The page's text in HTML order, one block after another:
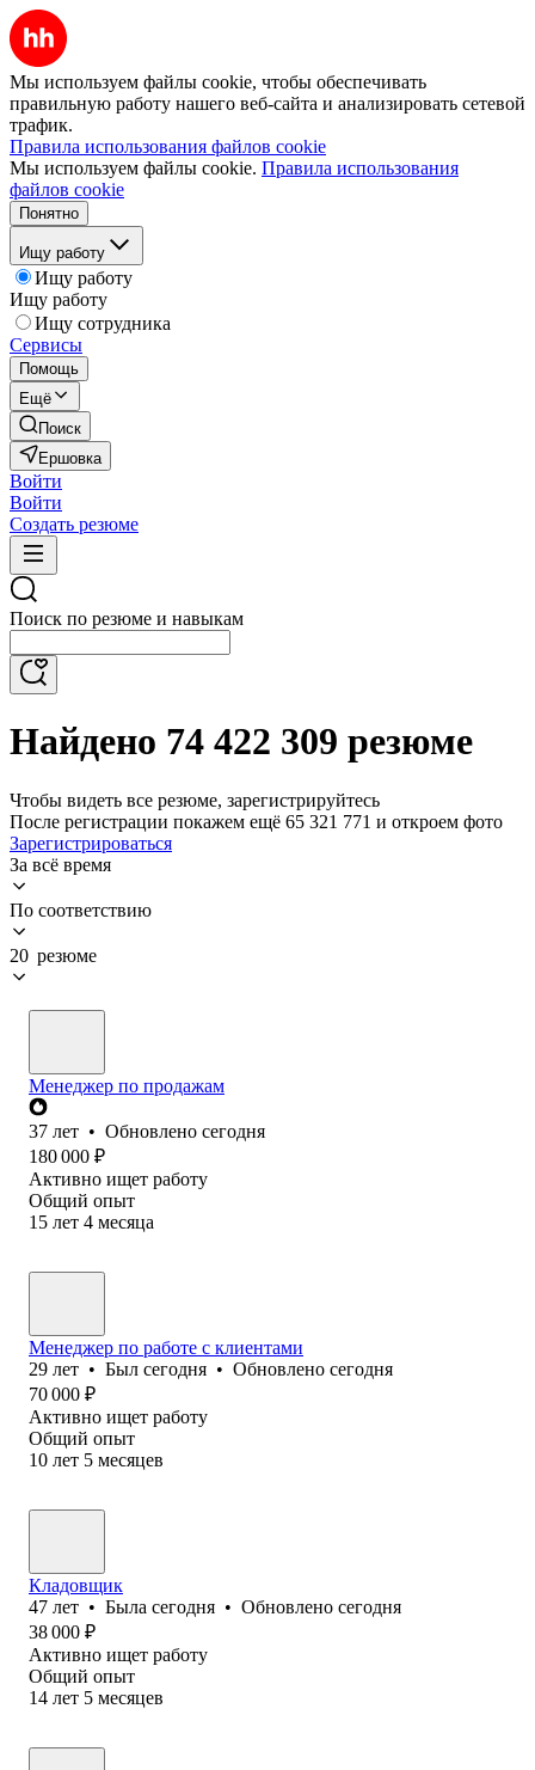
Мы используем файлы cookie, чтобы обеспечивать
правильную работу нашего веб-сайта и анализировать сетевой
трафик.
Правила использования файлов cookie
Мы используем файлы cookie. Правила использования
файлов cookie
Понятно
Ищу работу
Ищу работу
Ищу работу
Ищу сотрудника
Сервисы
Помощь
Ещё
Поиск
Ершовка
Войти
Войти
Создать резюме
Поиск по резюме и навыкам
Найдено 74 422 309 резюме
Чтобы видеть все резюме, зарегистрируйтесь
После регистрации покажем ещё 65 321 771 и откроем фото
Зарегистрироваться
За всё время
По соответствию
20 резюме
Менеджер по продажам
37 лет • Обновлено сегодня
180 000 ₽
Активно ищет работу
Общий опыт
15 лет 4 месяца
Менеджер по работе с клиентами
29 лет • Был сегодня • Обновлено сегодня
70 000 ₽
Активно ищет работу
Общий опыт
10 лет 5 месяцев
Кладовщик
47 лет • Была сегодня • Обновлено сегодня
38 000 ₽
Активно ищет работу
Общий опыт
14 лет 5 месяцев